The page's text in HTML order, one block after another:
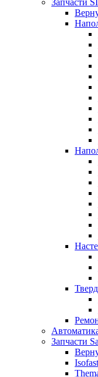
Запчасти
Запчасти